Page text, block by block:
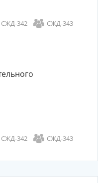
СЖД-342 СЖД-343
СЖД-342 СЖД-343